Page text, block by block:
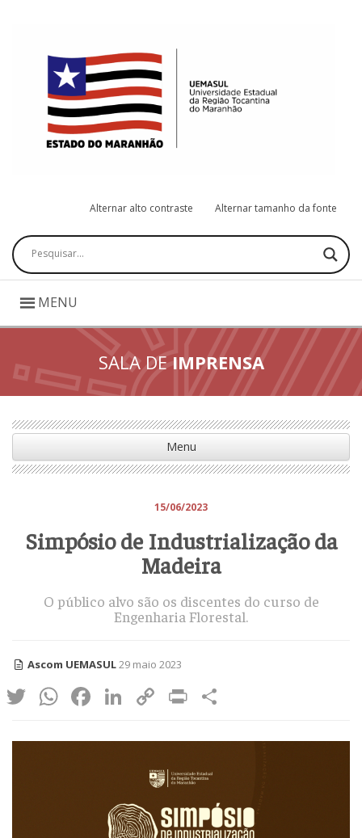
Alternar alto contraste Alternar tamanho da fonte
Pesquisar
MENU
SALA DEIMPRENSA
Menu
15/06/2023
Simpósio de Industrialização da
Madeira
O público alvo são os discentes do curso de
Engenharia Florestal.
Ascom UEMASUL 29 maio 2023
Twitter
WhatsApp
Facebook
LinkedIn
CopyPrint